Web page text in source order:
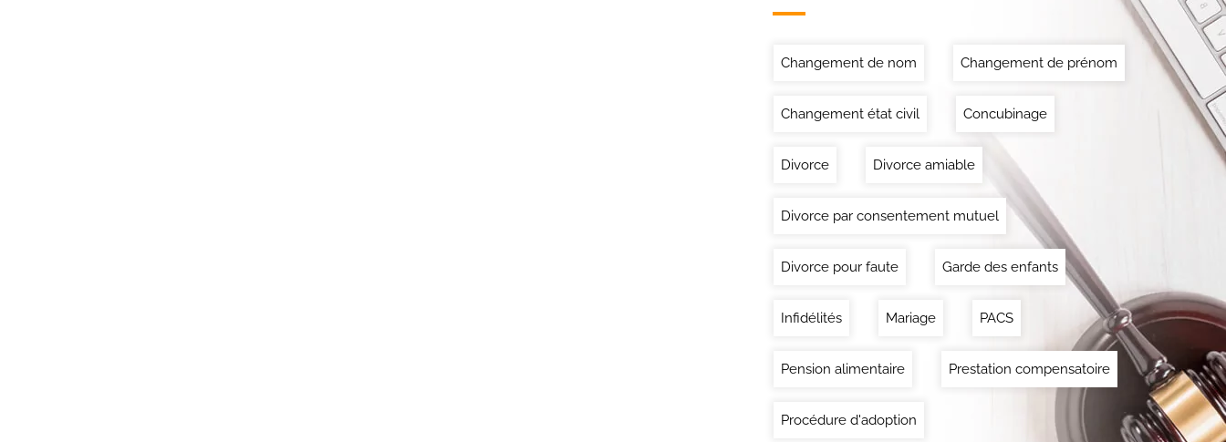
Changement de nom Changement de prénom
Changement état civil Concubinage
Divorce Divorce amiable
Divorce par consentement mutuel
Divorce pour faute Garde des enfants
Infidélités Mariage PACS
Pension alimentaire Prestation compensatoire
Procédure d'adoption